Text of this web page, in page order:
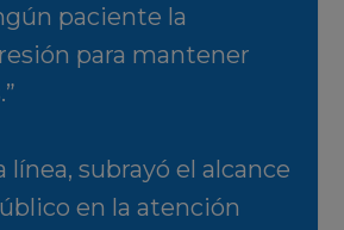
paciente la
para mantener
línea, subrayó el alcance
en la atención